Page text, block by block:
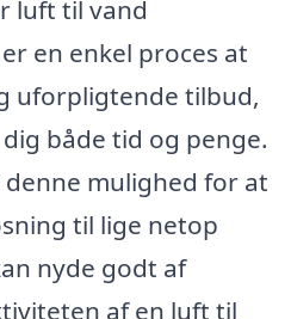
luft til vand
en enkel proces at
uforpligtende tilbud,
både tid og penge.
mulighed for at
til lige netop
nyde godt af
af en luft til